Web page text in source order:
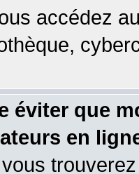
accédez
éviter que
en